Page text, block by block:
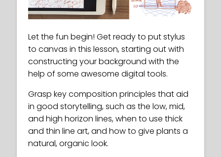
Let the fun begin! Get ready to put stylus
to canvas in this lesson, starting out with
constructing your background with the
help of some awesome digital tools.
Grasp key composition principles that aid
in good storytelling, such as the low, mid,
and high horizon lines, when to use thick
and thin line art, and how to give plants a
natural, organic look.